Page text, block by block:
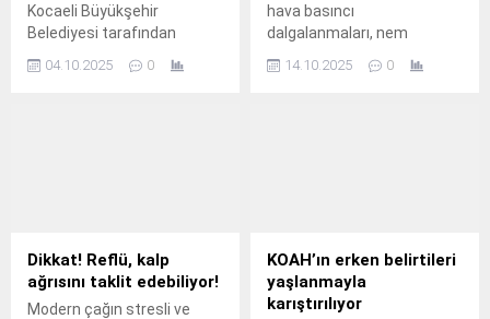
Kocaeli Büyükşehir
Belediyesi tarafından
Sağlıklı Yaşam Programı”
04.10.2025 0
hava basıncı
dalgalanmaları, nem
sıcaklık düşüşlerinin yanı
14.10.2025 0
Dikkat! Reflü, kalp
ağrısını taklit edebiliyor!
Modern çağın stresli ve
KOAH’ın erken belirtileri
yaşlanmayla
karıştırılıyor